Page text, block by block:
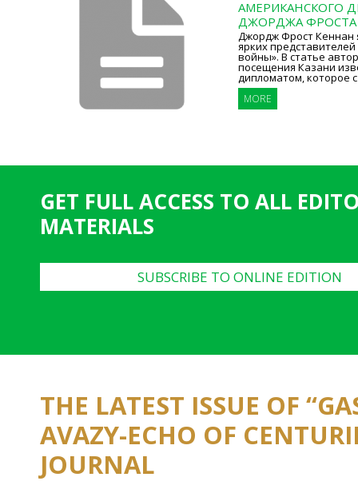
АМЕРИКАНСКОГО
ДЖОРДЖА ФРОСТА
Джордж Фрост Кеннан
ярких
войны». В статье
посещения Казани
дипломатом, которое с
MORE
GET FULL ACCESS TO ALL
MATERIALS
SUBSCRIBE TO ONLINE EDITION
THE LATEST ISSUE OF
AVAZY-ECHO OF
JOURNAL